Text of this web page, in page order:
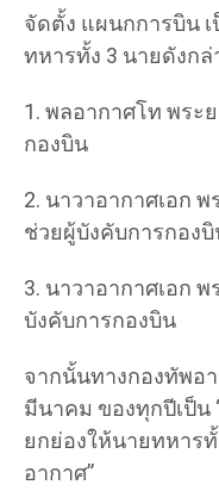
จัดตั้ง แผนกการบิน
ทหารทั้ง 3 นายดังก
1. พลอากาศโท พระ
กองบิน
2. นาวาอากาศเอก
ช่วยผู้บังคับการกอง
3. นาวาอากาศเอก
บังคับการกองบิน
จากนั้นทางกองทัพอ
มีนาคม ของทุกปีเป็น
ยกย่องให้นายทหาร
อากาศ”